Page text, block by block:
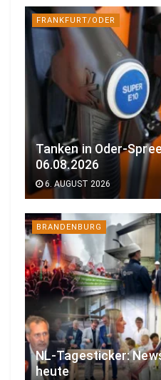
FRANKFURT/ODER
Tanken in Oder-
06.08.2026
6. AUGUST 2026
BRANDENBURG
NL-Tagesticker:
heute